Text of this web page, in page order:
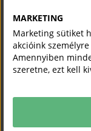
Ugrás a KAVOSZ
MARKETING
Marketing sütiket
akcióink
Amennyiben
szeretne, ezt kell